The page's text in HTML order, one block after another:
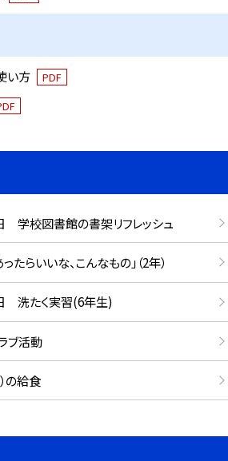
い方 PDF
学校図書館の書架リフレッシュ
らいいな、こんなもの」（2年）
洗たく実習(6年生)
ブ活動
の給食